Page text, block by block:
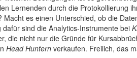
Lernenden durch die Protokollierung
Macht es einen Unterschied, ob die
dafür sind die Analytics-Instrumente bei
die nicht nur die Gründe für
Head Huntern verkaufen. Freilich, das